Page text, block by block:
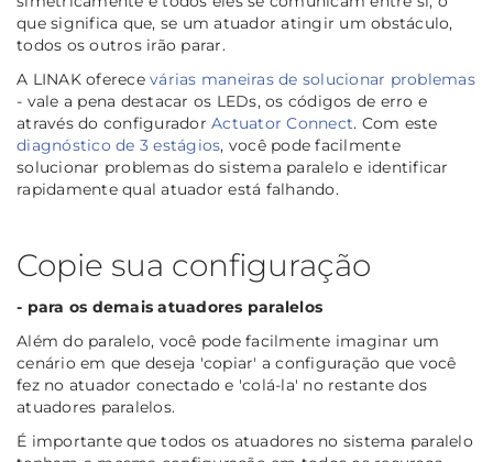
que significa que, se um atuador atingir um obstáculo,
todos os outros irão parar.
A LINAK oferece várias maneiras de solucionar problemas
- vale a pena destacar os LEDs, os códigos de erro e
através do configurador Actuator Connect. Com este
diagnóstico de 3 estágios, você pode facilmente
solucionar problemas do sistema paralelo e identificar
rapidamente qual atuador está falhando.
Copie sua configuração
- para os demais atuadores paralelos
Além do paralelo, você pode facilmente imaginar um
cenário em que deseja 'copiar' a configuração que você
fez no atuador conectado e 'colá-la' no restante dos
atuadores paralelos.
É importante que todos os atuadores no sistema paralelo